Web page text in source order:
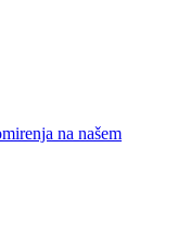
na našem